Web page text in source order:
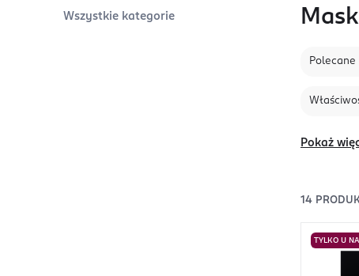
Wszystkie kategorie
Polecane
Pokaż
14
TYLKO U